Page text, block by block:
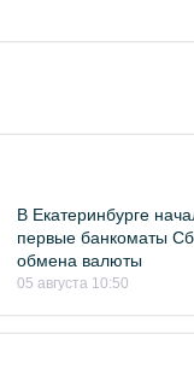
В Екатеринбурге
первые банкоматы
обмена валюты
05 августа 10:50